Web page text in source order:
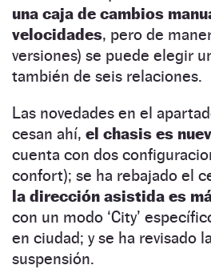
una caja de cambios
velocidades, pero de
versiones) se puede elegir
también de seis relaciones.
Las novedades en el
cesan ahí, el chasis es
cuenta con dos
confort); se ha rebajado el
la dirección asistida es
con un modo ‘City’
en ciudad; y se ha revisado
suspensión.